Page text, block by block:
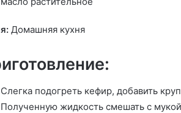
Домашняя кухня
Слегка подогреть кефир, добавить
Полученную жидкость смешать с